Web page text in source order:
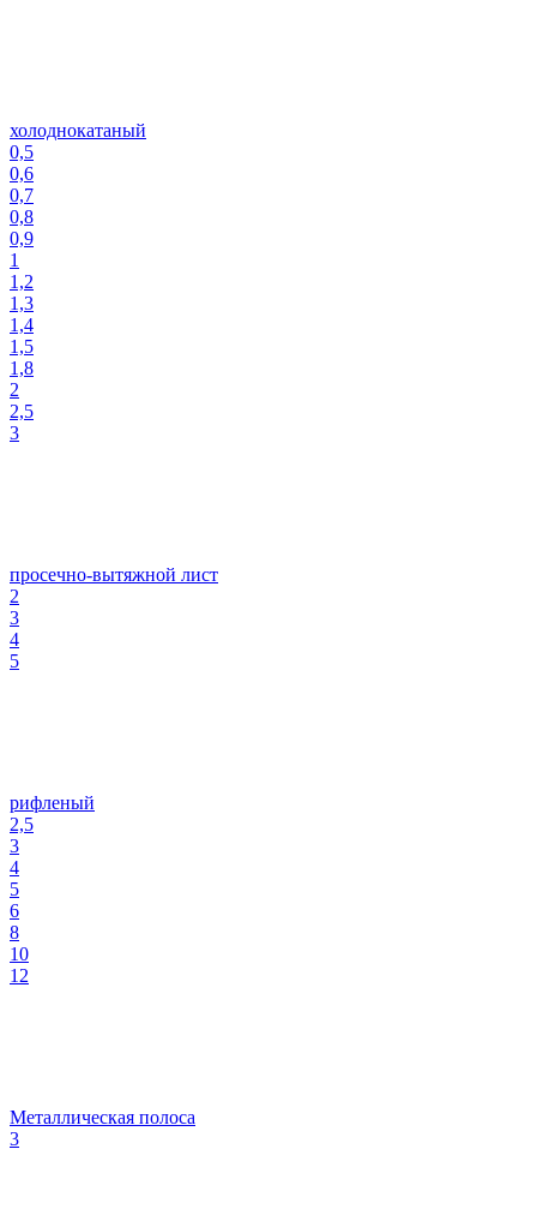
холоднокатаный
0,5
0,6
0,7
0,8
0,9
1
1,2
1,3
1,4
1,5
1,8
2
2,5
3
просечно-вытяжной лист
2
3
4
5
рифленый
2,5
3
4
5
6
8
10
12
Металлическая полоса
3